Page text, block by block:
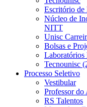
Escritório de
Núcleo de
NITT
Unisc
Bolsas e
Tecnounisc
Processo Seletivo
Vestibular
Professor do
RS Talentos